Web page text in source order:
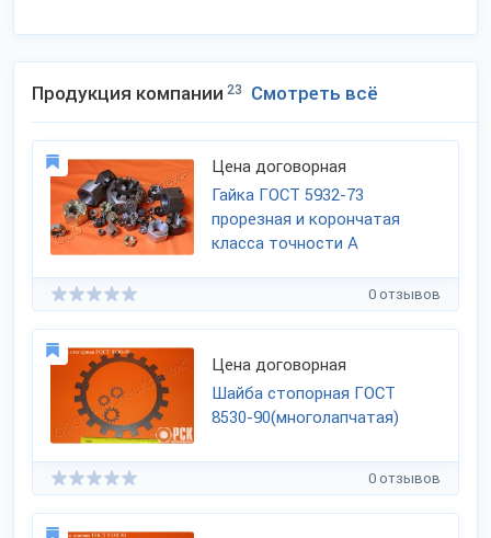
Продукция компании 23 Смотреть всё
Цена договорная
Гайка ГОСТ 5932-73
прорезная и корончатая
класса точности А
0 отзывов
Цена договорная
Шайба стопорная ГОСТ
8530-90(многолапчатая)
0 отзывов